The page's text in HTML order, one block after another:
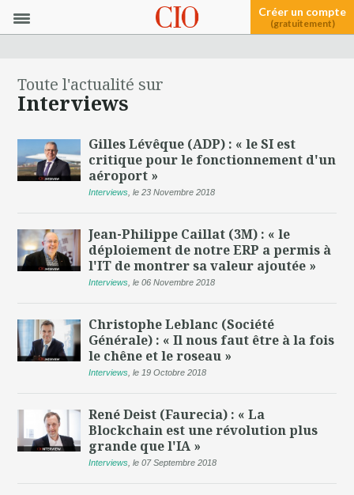
Créer un compte
(gratuitement)
Toute l'actualité sur
Interviews
Gilles Lévêque (ADP) : « le SI est
critique pour le fonctionnement d'un
aéroport »
Interviews ,le 23 Novembre 2018
Jean-Philippe Caillat (3M) : « le
déploiement de notre ERP a permis à
l'IT de montrer sa valeur ajoutée »
Interviews ,le 06 Novembre 2018
Christophe Leblanc (Société
Générale) : « Il nous faut être à la fois
le chêne et le roseau »
Interviews ,le 19 Octobre 2018
René Deist (Faurecia) : « La
Blockchain est une révolution plus
grande que l'IA »
Interviews ,le 07 Septembre 2018